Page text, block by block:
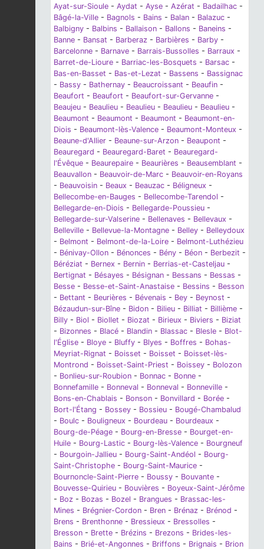
Ayat-sur-Sioule - Aydat - Ayse - Azérat - Badailhac -
Bâgé-la-Ville - Bagnols - Bains - Balan - Balazuc -
Balbigny - Balbins - Ballaison - Ballons - Baneins -
Banne - Bansat - Barberaz - Barbières - Barby -
Barcelonne - Barnave - Barrais-Bussolles - Barraux -
Barret-de-Lioure - Barriac-les-Bosquets - Barsac -
Bas-en-Basset - Bas-et-Lezat - Bassens - Bassignac
- Bassy - Bathernay - Beaucroissant - Beaufin -
Beaufort - Beaufort - Beaufort-sur-Gervanne -
Beaujeu - Beaulieu - Beaulieu - Beaulieu - Beaulieu -
Beaumont - Beaumont - Beaumont - Beaumont-en-
Diois - Beaumont-lès-Valence - Beaumont-Monteux -
Beaune-d'Allier - Beaune-sur-Arzon - Beaupont -
Beauregard - Beauregard-Baret - Beauregard-
l'Évêque - Beaurepaire - Beaurières - Beausemblant -
Beauvallon - Beauvoir-de-Marc - Beauvoir-en-Royans
- Beauvoisin - Beaux - Beauzac - Béligneux -
Bellecombe-en-Bauges - Bellecombe-Tarendol -
Bellegarde-en-Diois - Bellegarde-Poussieu -
Bellegarde-sur-Valserine - Bellenaves - Bellevaux -
Belleville - Bellevue-la-Montagne - Belley - Belleydoux
- Belmont - Belmont-de-la-Loire - Belmont-Luthézieu
- Bénivay-Ollon - Bénonces - Bény - Béon - Berbezit -
Béréziat - Bernex - Bernin - Berrias-et-Casteljau -
Bertignat - Bésayes - Bésignan - Bessans - Bessas -
Besse - Besse-et-Saint-Anastaise - Bessins - Besson
- Bettant - Beurières - Bévenais - Bey - Beynost -
Bézaudun-sur-Bîne - Bidon - Bilieu - Billiat - Billième -
Billy - Biol - Biollet - Biozat - Birieux - Biviers - Biziat
- Bizonnes - Blacé - Blandin - Blassac - Blesle - Blot-
l'Église - Bloye - Bluffy - Blyes - Boffres - Bohas-
Meyriat-Rignat - Boisset - Boisset - Boisset-lès-
Montrond - Boisset-Saint-Priest - Boissey - Bolozon
- Bonlieu-sur-Roubion - Bonnac - Bonne -
Bonnefamille - Bonneval - Bonneval - Bonneville -
Bons-en-Chablais - Bonson - Bonvillard - Borée -
Bort-l'Étang - Bossey - Bossieu - Bougé-Chambalud
- Boulc - Bouligneux - Bourdeau - Bourdeaux -
Bourg-de-Péage - Bourg-en-Bresse - Bourget-en-
Huile - Bourg-Lastic - Bourg-lès-Valence - Bourgneuf
- Bourgoin-Jallieu - Bourg-Saint-Andéol - Bourg-
Saint-Christophe - Bourg-Saint-Maurice -
Bournoncle-Saint-Pierre - Boussy - Bouvante -
Bouvesse-Quirieu - Bouvières - Boyeux-Saint-Jérôme
- Boz - Bozas - Bozel - Brangues - Brassac-les-
Mines - Brégnier-Cordon - Bren - Brénaz - Brénod -
Brens - Brenthonne - Bressieux - Bressolles -
Bresson - Brette - Brézins - Brezons - Brides-les-
Bains - Brié-et-Angonnes - Briffons - Brignais - Brion